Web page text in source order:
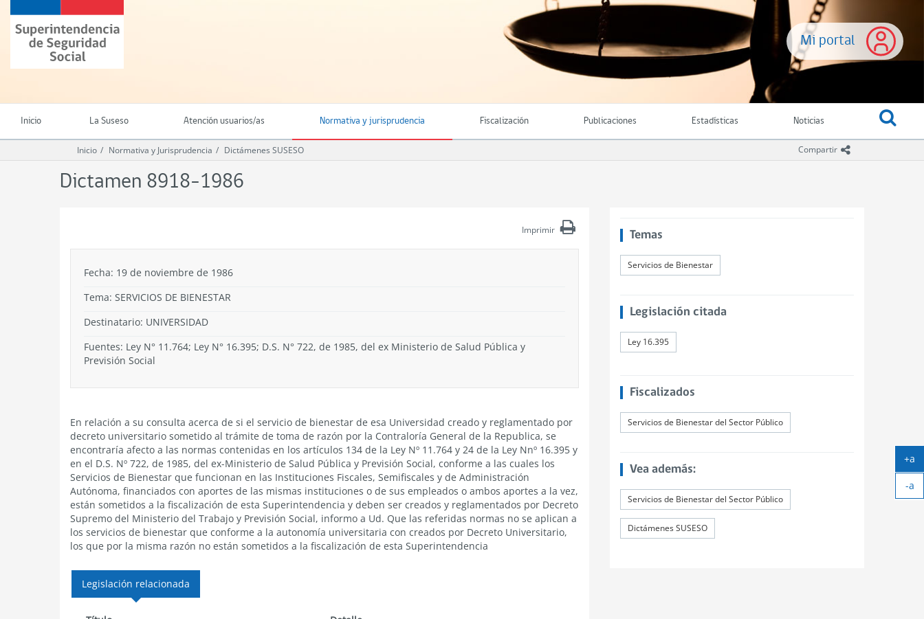
contenido
principal
Mi portal
Superintendencia
de
Seguridad
(SUSESO)
Chile
Inicio La Suseso Atención usuarios/as Normativa y jurisprudencia Fiscalización Publicaciones Estadísticas Noticias
Compartir icono compartir
Inicio Normativa y Jurisprudencia Dictámenes SUSESO
Dictamen 8918-1986
Imprimir
Fecha: 19 de noviembre de 1986
Tema: SERVICIOS DE BIENESTAR
Destinatario: UNIVERSIDAD
Fuentes: Ley N° 11.764; Ley N° 16.395; D.S. N° 722, de 1985, del ex Ministerio de Salud Pública y
Previsión Social
En relación a su consulta acerca de si el servicio de bienestar de esa Universidad creado y reglamentado por
decreto universitario sometido al trámite de toma de razón por la Contraloría General de la Republica, se
encontraría afecto a las normas contenidas en los artículos 134 de la Ley Nº 11.764 y 24 de la Ley Nnº 16.395 y
en el D.S. Nº 722, de 1985, del ex-Ministerio de Salud Pública y Previsión Social, conforme a las cuales los
Servicios de Bienestar que funcionan en las Instituciones Fiscales, Semifiscales y de Administración
Autónoma, financiados con aportes de las mismas instituciones o de sus empleados o ambos aportes a la vez,
están sometidos a la fiscalización de esta Superintendencia y deben ser creados y reglamentados por Decreto
Supremo del Ministerio del Trabajo y Previsión Social, informo a Ud. Que las referidas normas no se aplican a
los servicios de bienestar que conforme a la autonomía universitaria con creados por Decreto Universitario,
los que por la misma razón no están sometidos a la fiscalización de esta Superintendencia
Legislación relacionada
Temas
Servicios de Bienestar
Legislación citada
Ley 16.395
Fiscalizados
Servicios de Bienestar del Sector Público
Vea además:
Servicios de Bienestar del Sector Público
Dictámenes SUSESO
+a
-a